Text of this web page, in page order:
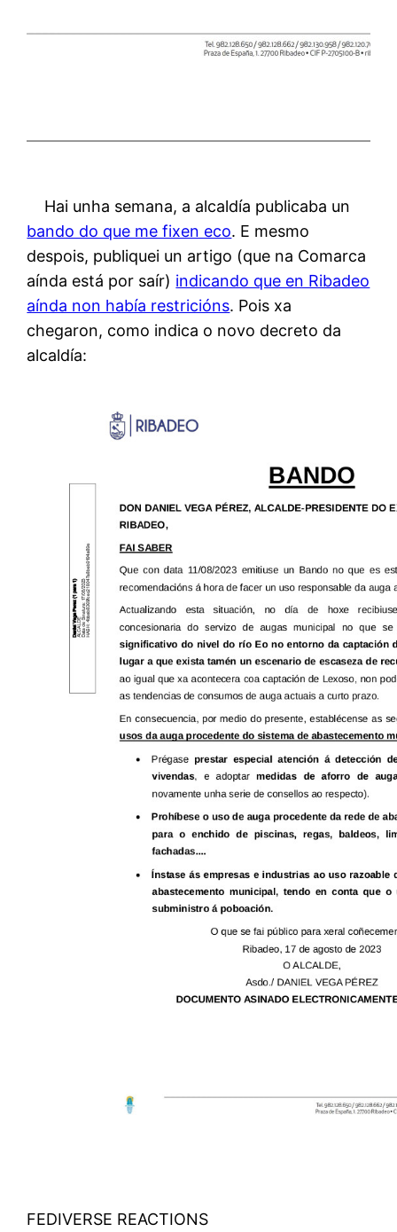
Hai unha semana, a alcaldía publicaba un
bando do que me fixen eco. E mesmo
despois, publiquei un artigo (que na Comarca
aínda está por saír) indicando que en Ribadeo
aínda non había restricións. Pois xa
chegaron, como indica o novo decreto da
alcaldía:
FEDIVERSE REACTIONS